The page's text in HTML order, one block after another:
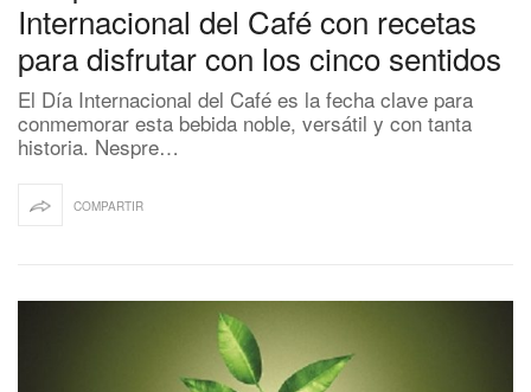
Internacional del Café con recetas
para disfrutar con los cinco sentidos
El Día Internacional del Café es la fecha clave para
conmemorar esta bebida noble, versátil y con tanta
historia. Nespre…
COMPARTIR